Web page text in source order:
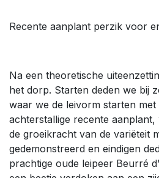
Recente aanplant perzik voor
Na een theoretische
het dorp. Starten deden we bij
waar we de leivorm starten
achterstallige recente
de groeikracht van de variëteit
gedemonstreerd en eindigen
prachtige oude leipeer Beurré